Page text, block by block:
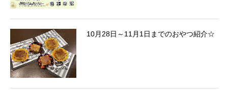
10月28日～11月1日までのおやつ紹介☆